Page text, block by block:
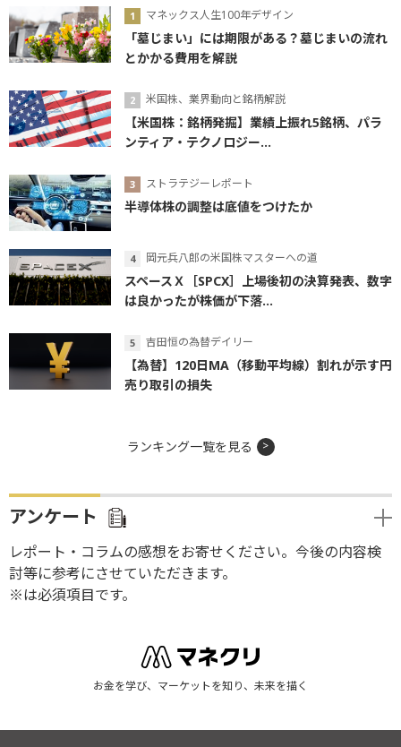
マネックス人生100年デザイン
「墓じまい」には期限がある？墓じまいの流れ
とかかる費用を解説
米国株、業界動向と銘柄解説
【米国株：銘柄発掘】業績上振れ5銘柄、パラ
ンティア・テクノロジー...
ストラテジーレポート
半導体株の調整は底値をつけたか
岡元兵八郎の米国株マスターへの道
スペースＸ［SPCX］上場後初の決算発表、数字
は良かったが株価が下落...
吉田恒の為替デイリー
【為替】120日MA（移動平均線）割れが示す円
売り取引の損失
ランキング一覧を見る
アンケート
レポート・コラムの感想をお寄せください。今後の内容検
討等に参考にさせていただきます。
※は必須項目です。
お金を学び、マーケットを知り、未来を描く